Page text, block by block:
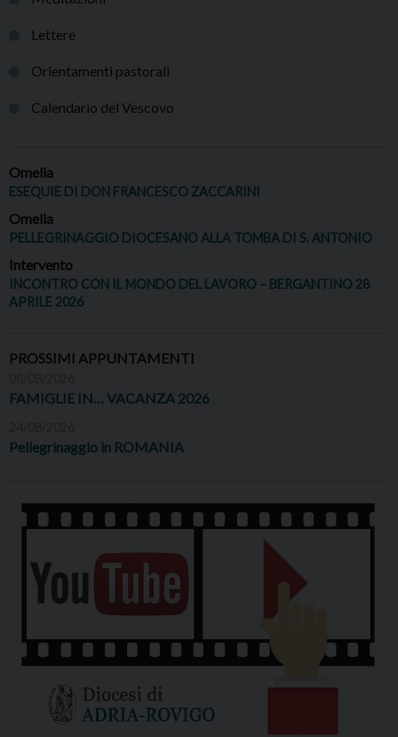
Lettere
Orientamenti pastorali
Calendario del Vescovo
Omelia
ESEQUIE DI DON FRANCESCO ZACCARINI
Omelia
PELLEGRINAGGIO DIOCESANO ALLA TOMBA DI S. ANTONIO
Intervento
INCONTRO CON IL MONDO DEL LAVORO – BERGANTINO 28
APRILE 2026
PROSSIMI APPUNTAMENTI
FAMIGLIE IN… VACANZA 2026
Pellegrinaggio in ROMANIA